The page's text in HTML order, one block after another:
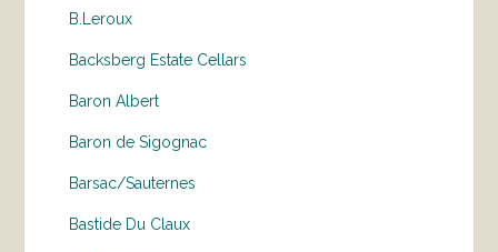
B.Leroux
Backsberg Estate Cellars
Baron Albert
Baron de Sigognac
Barsac/Sauternes
Bastide Du Claux